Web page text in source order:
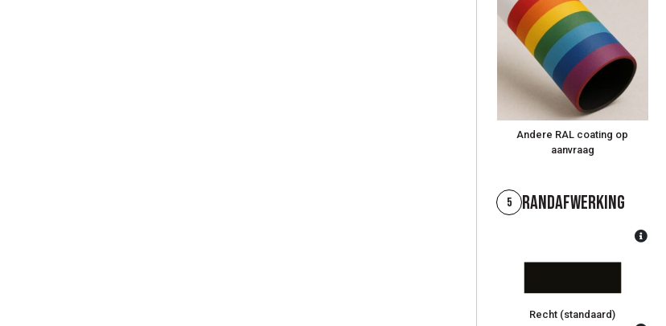
Andere RAL coating op
aanvraag
5 Randafwerking
Recht (standaard)